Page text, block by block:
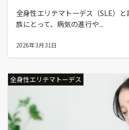
全身性エリテマトーデス（SLE）
族にとって、病気の進行や...
2026年3月31日
全身性エリテマトーデス